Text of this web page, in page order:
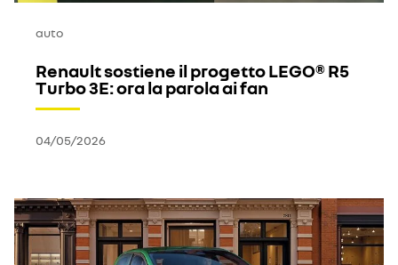
auto
Renault sostiene il progetto LEGO® R5
Turbo 3E: ora la parola ai fan
04/05/2026